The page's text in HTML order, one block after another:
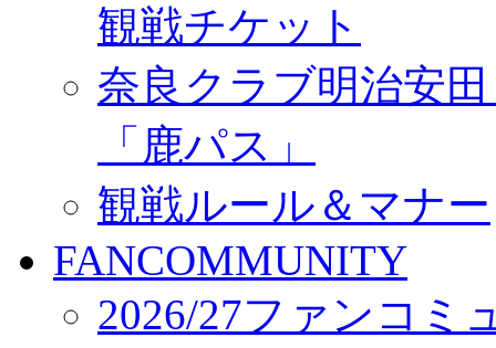
観戦チケット
奈良クラブ明治安
「鹿パス」
観戦ルール＆マナー
FANCOMMUNITY
2026/27ファンコミ